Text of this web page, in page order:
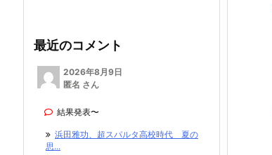
最近のコメント
2026年8月9日
匿名 さん
結果発表〜
浜田雅功、超スパルタ高校時代 夏の
思...